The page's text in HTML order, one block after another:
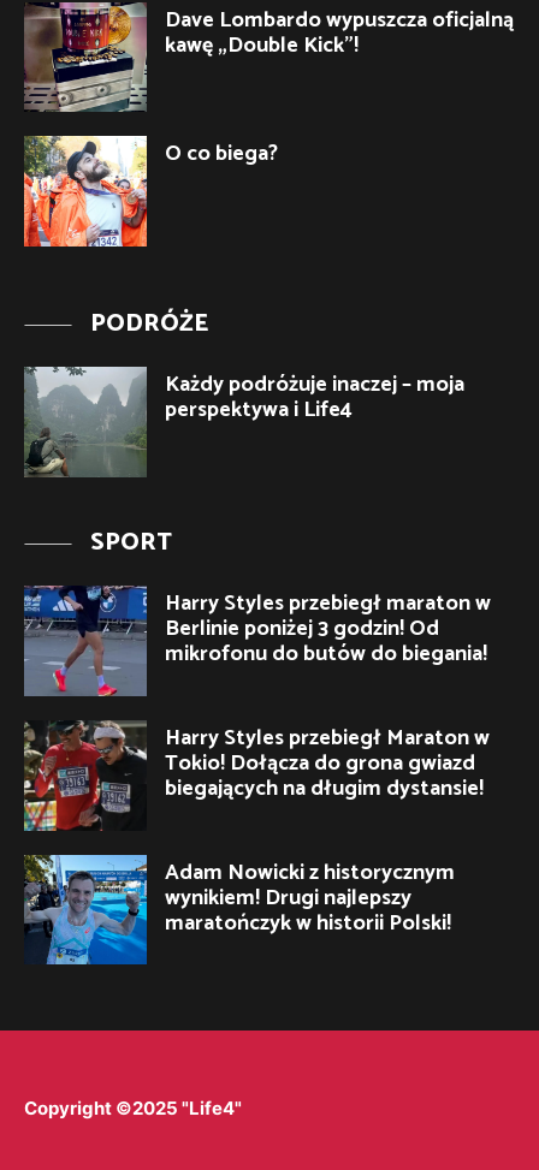
Dave Lombardo wypuszcza oficjalną
kawę „Double Kick”!
O co biega?
PODRÓŻE
Każdy podróżuje inaczej – moja
perspektywa i Life4
SPORT
Harry Styles przebiegł maraton w
Berlinie poniżej 3 godzin! Od
mikrofonu do butów do biegania!
Harry Styles przebiegł Maraton w
Tokio! Dołącza do grona gwiazd
biegających na długim dystansie!
Adam Nowicki z historycznym
wynikiem! Drugi najlepszy
maratończyk w historii Polski!
Copyright ©2025 "Life4"